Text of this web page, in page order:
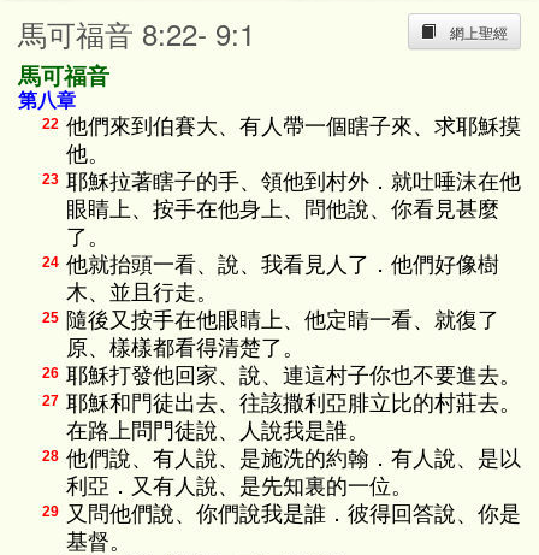
網上聖經
馬可福音 8:22- 9:1
馬可福音
第八章
22 他們來到伯賽大、有人帶一個瞎子來、求耶穌摸
他。
23 耶穌拉著瞎子的手、領他到村外．就吐唾沫在他
眼睛上、按手在他身上、問他說、你看見甚麼
了。
24 他就抬頭一看、說、我看見人了．他們好像樹
木、並且行走。
25 隨後又按手在他眼睛上、他定睛一看、就復了
原、樣樣都看得清楚了。
26 耶穌打發他回家、說、連這村子你也不要進去。
27 耶穌和門徒出去、往該撒利亞腓立比的村莊去。
在路上問門徒說、人說我是誰。
28 他們說、有人說、是施洗的約翰．有人說、是以
利亞．又有人說、是先知裏的一位。
29 又問他們說、你們說我是誰．彼得回答說、你是
基督。